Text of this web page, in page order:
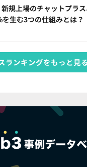
規上場のチャットプラ
を生む3つの仕組みとは？
ランキングをもっと見る